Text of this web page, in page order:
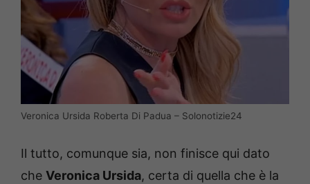
Veronica Ursida Roberta Di Padua – Solonotizie24
Il tutto, comunque sia, non finisce qui dato
che Veronica Ursida, certa di quella che è la